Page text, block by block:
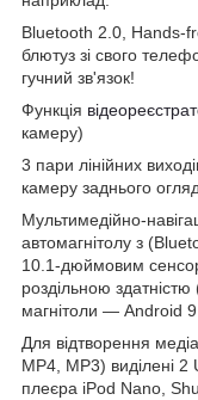
Bluetooth 2.0, Hands-
блютуз зі свого
гучний зв'язок!
Функція
камеру)
3 пари лінійних
камеру заднього
Мультимедійно-
автомагнітолу з
10.1-дюймовим
роздільною
магнітоли — Android 9
Для відтворення
MP4, MP3) виділені
плеєра iPod Nano,